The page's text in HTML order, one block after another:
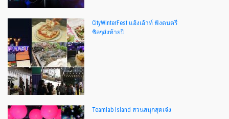
CityWinterFest แฮ้งเอ้าท์ ฟังดนตรี
ชิลๆส่งท้ายปี
Teamlab Island สวนสนุกสุดเจ๋ง